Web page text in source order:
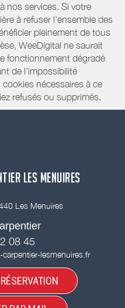
nos services. Si votre
à refuser l'ensemble des
pleinement de tous
WeeDigital ne saurait
fonctionnement dégradé
de l’impossibilité
nécessaires à ce
refusés ou supprimés.
LES MENUIRES
Les Menuires
08 45
lesmenuires.fr